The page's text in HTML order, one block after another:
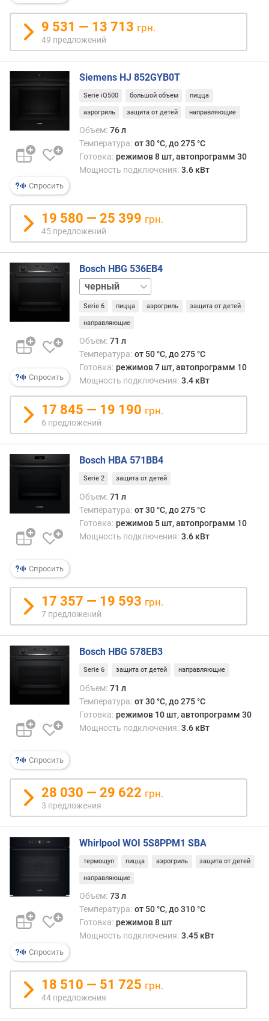
с
о
т
р
а
и
а
н
и
я
(
м
)
р
н
л
я
в
с
т
р
а
я
(
м
)
г
л
у
б
и
а
я
в
т
и
а
н
и
)
и
н
м
9 531 — 13 713 грн.
49 предложений
Спросить
Siemens HJ 852GYB0T
Serie iQ500 большой объем пицца
аэрогриль защита от детей направляющие
Объем: 76 л
Температура: от 30 °C, до 275 °C
Готовка: режимов 8 шт, автопрограмм 30
Мощность подключения: 3.6 кВт
19 580 — 25 399 грн.
45 предложений
Спросить
Bosch HBG 536EB4
белый
Serie 6 пицца аэрогриль защита от детей
направляющие
Объем: 71 л
Температура: от 50 °C, до 275 °C
Готовка: режимов 7 шт, автопрограмм 10
Мощность подключения: 3.4 кВт
17 845 — 19 190 грн.
6 предложений
Спросить
Bosch HBA 571BB4
Serie 2 защита от детей
Объем: 71 л
Температура: от 30 °C, до 275 °C
Готовка: режимов 5 шт, автопрограмм 10
Мощность подключения: 3.6 кВт
17 357 — 19 593 грн.
7 предложений
Спросить
Bosch HBG 578EB3
Serie 6 защита от детей направляющие
Объем: 71 л
Температура: от 30 °C, до 275 °C
Готовка: режимов 10 шт, автопрограмм 30
Мощность подключения: 3.6 кВт
28 030 — 29 622 грн.
3 предложения
Спросить
Whirlpool WOI 5S8PPM1 SBA
термощуп пицца аэрогриль защита от детей
направляющие
Объем: 73 л
Температура: от 50 °C, до 310 °C
Готовка: режимов 8 шт
Мощность подключения: 3.45 кВт
18 510 — 51 725 грн.
44 предложения